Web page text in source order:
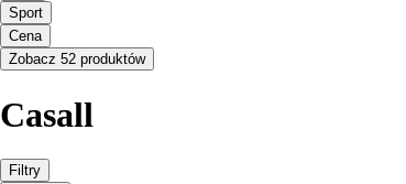
Sport
Cena
Zobacz 52 produktów
Casall
Filtry